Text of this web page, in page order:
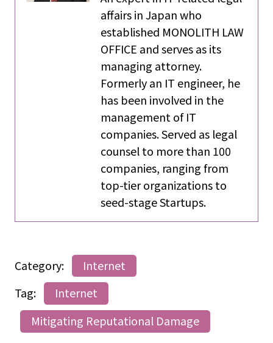
affairs in Japan who
established MONOLITH LAW
OFFICE and serves as its
managing attorney.
Formerly an IT engineer, he
has been involved in the
management of IT
companies. Served as legal
counsel to more than 100
companies, ranging from
top-tier organizations to
seed-stage Startups.
Category:
Internet
Tag:
Internet
Mitigating Reputational Damage